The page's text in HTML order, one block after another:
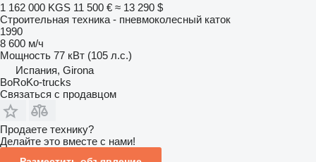
1 162 000 KGS 11 500 € ≈ 13 290 $
Строительная техника - пневмоколесный каток
1990
8 600 м/ч
Мощность 77 кВт (105 л.с.)
Испания, Girona
BoRoKo-trucks
Связаться с продавцом
Продаете технику?
Делайте это вместе с нами!